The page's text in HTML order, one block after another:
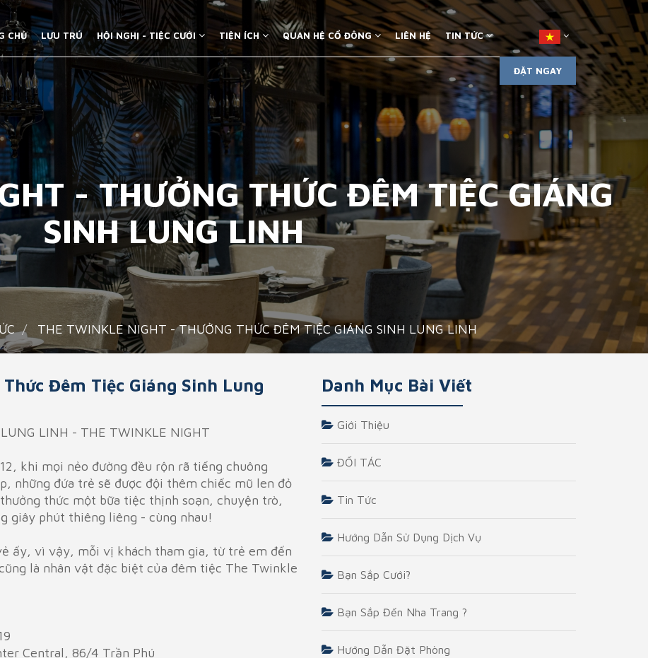
ĐẶT NGAY
CHỦ LƯU TRÚ HỘI NGHỊ - TIỆC CƯỚI TIỆN ÍCH QUAN HỆ CỔ ĐÔNG LIÊN HỆ TIN TỨC
- THƯỞNG THỨC ĐÊM TIỆC GIÁNG
SINH LUNG LINH
THE TWINKLE NIGHT - THƯỞNG THỨC ĐÊM TIỆC GIÁNG SINH LUNG LINH
Đêm Tiệc Giáng Sinh Lung
LINH - THE TWINKLE NIGHT
khi mọi nẻo đường đều rộn rã tiếng chuông
những đứa trẻ sẽ được đội thêm chiếc mũ len đỏ
thức một bữa tiệc thịnh soạn, chuyện trò,
giây phút thiêng liêng - cùng nhau!
ấy, vì vậy, mỗi vị khách tham gia, từ trẻ em đến
là nhân vật đặc biệt của đêm tiệc The Twinkle
Central, 86/4 Trần Phú
Danh Mục Bài Viết
Giới Thiệu
ĐỐI TÁC
Tin Tức
Hướng Dẫn Sử Dụng Dịch Vụ
Bạn Sắp Cưới?
Bạn Sắp Đến Nha Trang ?
Hướng Dẫn Đặt Phòng